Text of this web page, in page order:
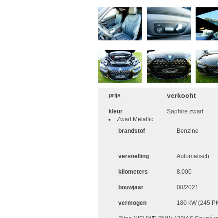
prijs verkocht
kleur
Saphire zwart
Zwart Metallic
brandstof
Benzine
versnelling Automatisch
kilometers 8.000
bouwjaar 08/2021
vermogen 180 kW (245